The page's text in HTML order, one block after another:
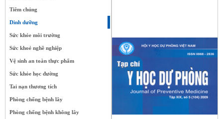
Tiêm chủng
Dinh dưỡng
Sức khỏe môi trường
Sức khoẻ nghề nghiệp
Vệ sinh an toàn thực phẩm
Sức khỏe học đường
Tai nạn thương tích
Phòng chống bệnh lây
Phòng chống bệnh không lây